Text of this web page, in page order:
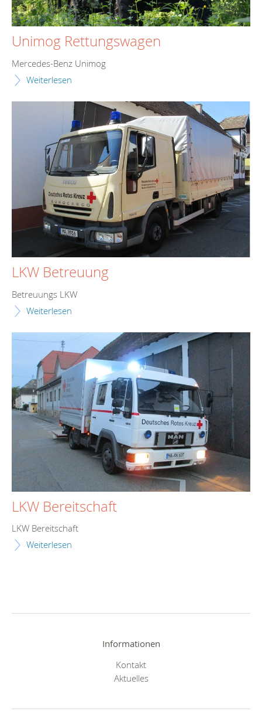
Unimog Rettungswagen
Mercedes-Benz Unimog
Weiterlesen
LKW Betreuung
Betreuungs LKW
Weiterlesen
LKW Bereitschaft
LKW Bereitschaft
Weiterlesen
Informationen
Kontakt
Aktuelles